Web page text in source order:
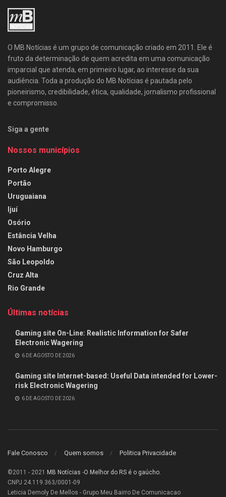
O MB Notícias é um grupo de comunicação criado em 2011. Ele é
fruto da determinação de quem acredita em uma comunicação
imparcial que atenda, em primeiro lugar, ao interesse da sua
audiência. Toda a produção do MB Notícias é pautada pelo
pioneirismo, credibilidade, ética, qualidade, jornalismo profissional
e compromisso.
Siga a gente
Nossos municípios
Porto Alegre
Portão
Uruguaiana
Ijuí
Osório
Estância Velha
Novo Hamburgo
São Leopoldo
Cruz Alta
Rio Grande
Últimas notícias
Gaming site On-Line: Realistic Information for Safer
Electronic Wagering
6 DE AGOSTO DE 2026
Gaming site Internet-based: Useful Data intended for Lower-
risk Electronic Wagering
6 DE AGOSTO DE 2026
Fale Conosco Quem somos Politica Privacidade
©2011 - 2021 MB Notícias -O Melhor do RS é o gaúcho.
CNPJ 24.119.363/0001-09
Leticia Demoly De Mellos - Grupo Meu Bairro De Comunicacao